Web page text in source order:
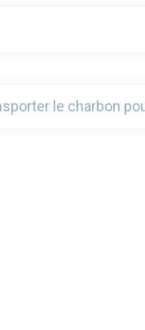
le charbon